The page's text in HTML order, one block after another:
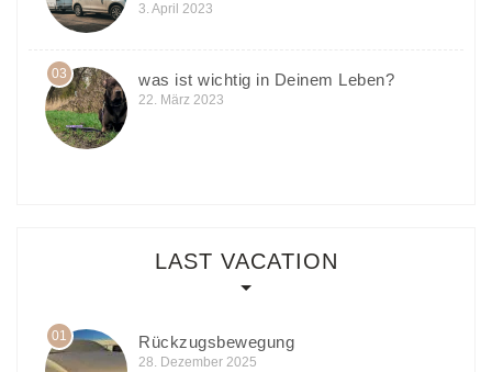
3. April 2023
03 was ist wichtig in Deinem Leben?
22. März 2023
LAST VACATION
01 Rückzugsbewegung
28. Dezember 2025